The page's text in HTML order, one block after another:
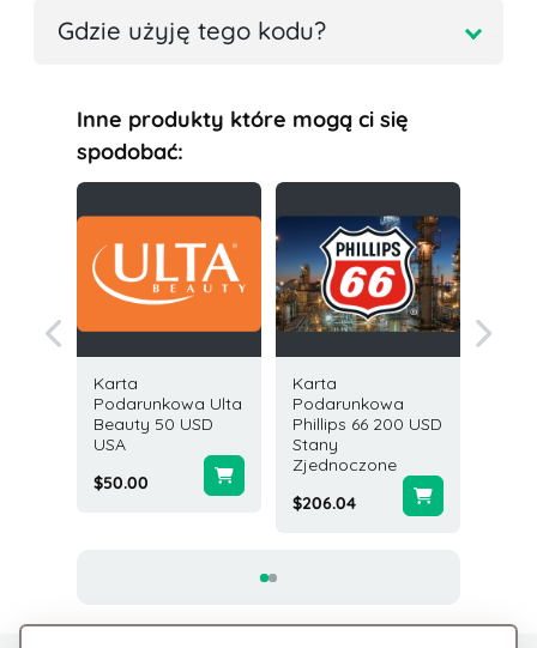
Gdzie użyję tego kodu?
Inne produkty które mogą ci się
spodobać:
Karta
Podarunkowa Ulta
Beauty 50 USD
USA
$50.00
Karta
Podarunkowa
Phillips 66 200 USD
Stany
Zjednoczone
$206.04